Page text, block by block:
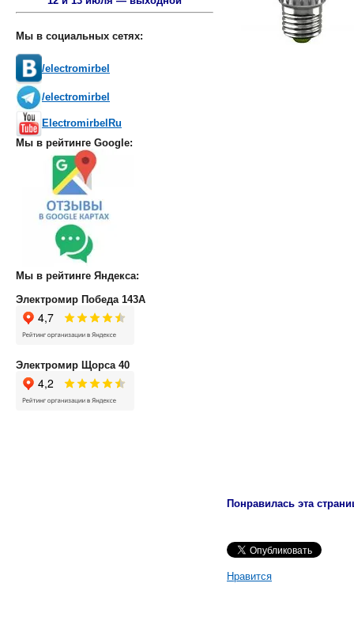
Мы в социальных сетях:
/electromirbel
/electromirbel
ElectromirbelRu
Мы в рейтинге Google:
Мы в рейтинге Яндекса:
Электромир Победа 143А
Электромир Щорса 40
Понравилась эта
Нравится